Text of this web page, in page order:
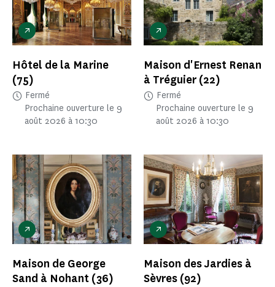
Hôtel de la Marine
(75)
Fermé
Prochaine ouverture le 9
août 2026 à 10:30
Maison d'Ernest Renan
à Tréguier (22)
Fermé
Prochaine ouverture le 9
août 2026 à 10:30
Maison de George
Sand à Nohant (36)
Maison des Jardies à
Sèvres (92)